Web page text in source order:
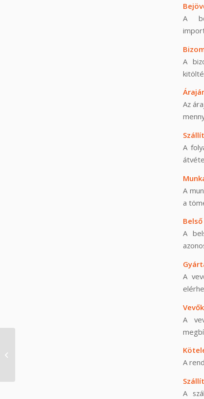
A
A
Az
A
A
a
A
A
A
A
A